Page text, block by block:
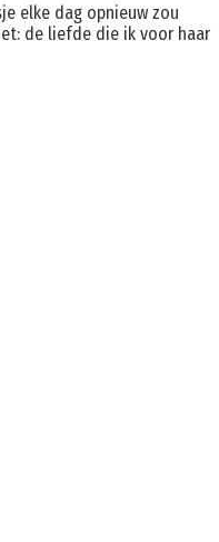
elke dag opnieuw zou
de liefde die ik voor haar